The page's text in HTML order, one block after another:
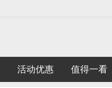
活动优惠 值得一看